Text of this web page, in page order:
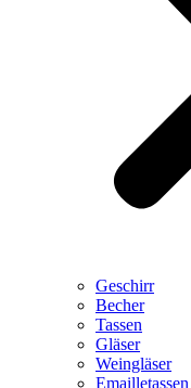
Geschirr
Becher
Tassen
Gläser
Weingläser
Emailletassen